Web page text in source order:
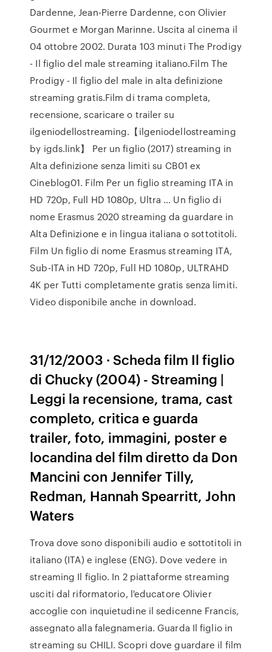
Dardenne, Jean-Pierre Dardenne, con Olivier
Gourmet e Morgan Marinne. Uscita al cinema il
04 ottobre 2002. Durata 103 minuti The Prodigy
- Il figlio del male streaming italiano.Film The
Prodigy - Il figlio del male in alta definizione
streaming gratis.Film di trama completa,
recensione, scaricare o trailer su
ilgeniodellostreaming.【ilgeniodellostreaming
by igds.link】 Per un figlio (2017) streaming in
Alta definizione senza limiti su CB01 ex
Cineblog01. Film Per un figlio streaming ITA in
HD 720p, Full HD 1080p, Ultra … Un figlio di
nome Erasmus 2020 streaming da guardare in
Alta Definizione e in lingua italiana o sottotitoli.
Film Un figlio di nome Erasmus streaming ITA,
Sub-ITA in HD 720p, Full HD 1080p, ULTRAHD
4K per Tutti completamente gratis senza limiti.
Video disponibile anche in download.
31/12/2003 · Scheda film Il figlio
di Chucky (2004) - Streaming |
Leggi la recensione, trama, cast
completo, critica e guarda
trailer, foto, immagini, poster e
locandina del film diretto da Don
Mancini con Jennifer Tilly,
Redman, Hannah Spearritt, John
Waters
Trova dove sono disponibili audio e sottotitoli in
italiano (ITA) e inglese (ENG). Dove vedere in
streaming Il figlio. In 2 piattaforme streaming
usciti dal riformatorio, l'educatore Olivier
accoglie con inquietudine il sedicenne Francis,
assegnato alla falegnameria. Guarda Il figlio in
streaming su CHILI. Scopri dove guardare il film